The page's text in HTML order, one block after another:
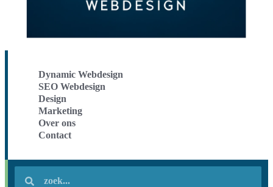
Dynamic Webdesign
SEO Webdesign
Design
Marketing
Over ons
Contact